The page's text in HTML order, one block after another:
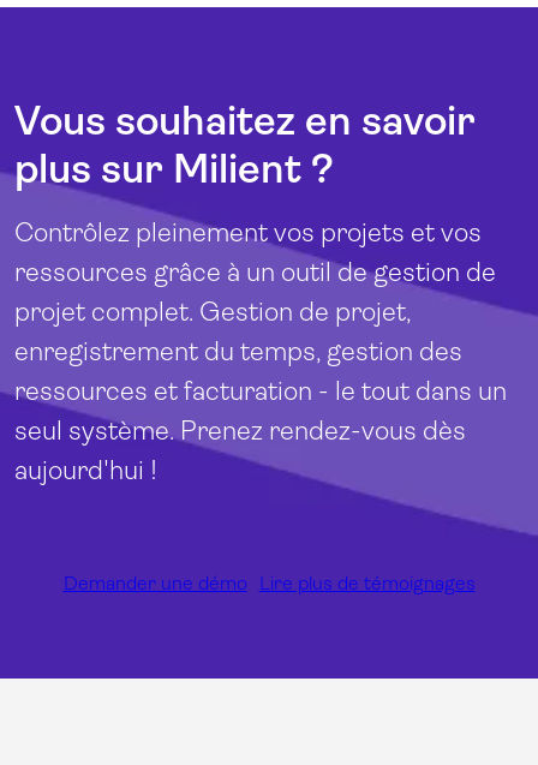
Vous souhaitez en savoir
plus sur Milient ?
Contrôlez pleinement vos projets et vos
ressources grâce à un outil de gestion de
projet complet. Gestion de projet,
enregistrement du temps, gestion des
ressources et facturation - le tout dans un
seul système. Prenez rendez-vous dès
aujourd'hui !
Demander une démo Lire plus de témoignages